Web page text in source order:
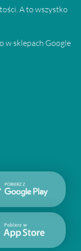
A to wszystko
w sklepach Google